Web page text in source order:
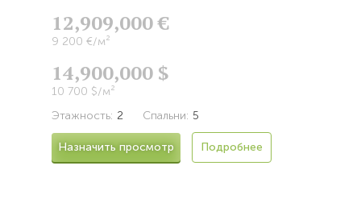
12,909,000 €
9 200 €/м²
14,900,000 $
10 700 $/м²
Этажность: 2 Спальни: 5
Назначить просмотр Подробнее